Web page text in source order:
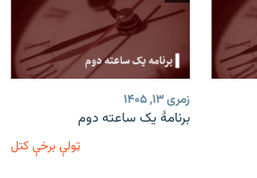
زمری ۱۳, ۱۴۰۵
برنامۀ یک ساعته دوم
ټولې برخې کتل